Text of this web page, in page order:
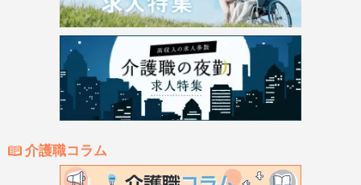
介護職コラム